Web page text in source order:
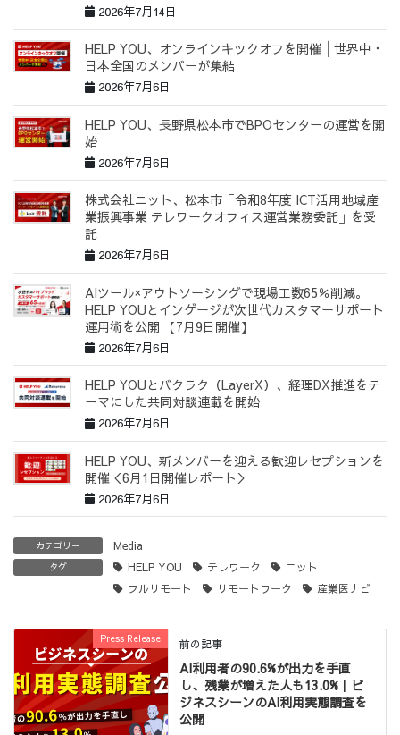
2026年7月14日
HELP YOU、オンラインキックオフを開催│世界中・
日本全国のメンバーが集結
2026年7月6日
HELP YOU、長野県松本市でBPOセンターの運営を開
始
2026年7月6日
株式会社ニット、松本市「令和8年度 ICT活用地域産
業振興事業 テレワークオフィス運営業務委託」を受
託
2026年7月6日
AIツール×アウトソーシングで現場工数65％削減。
HELP YOUとインゲージが次世代カスタマーサポート
運用術を公開 【7月9日開催】
2026年7月6日
HELP YOUとバクラク（LayerX）、経理DX推進をテ
ーマにした共同対談連載を開始
2026年7月6日
HELP YOU、新メンバーを迎える歓迎レセプションを
開催＜6月1日開催レポート＞
2026年7月6日
カテゴリー Media
タグ HELP YOU テレワーク
ニット
フルリモート
リモートワーク 産業医ナビ
Press Release 前の記事
AI利用者の90.6%が出力を手直
し、残業が増えた人も13.0%｜ビ
ジネスシーンのAI利用実態調査を
公開